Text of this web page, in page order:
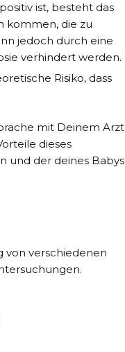
ist, besteht das
kommen, die zu
jedoch durch eine
verhindert werden.
Risiko, dass
mit Deinem Arzt
dieses
und der deines Babys
von verschiedenen